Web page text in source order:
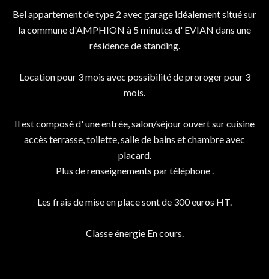
Bel appartement de type 2 avec garage idéalement situé sur
la commune d'AMPHION à 5 minutes d' EVIAN dans une
résidence de standing.
Location pour 3 mois avec possibilité de proroger pour 3
mois.
Il est composé d' une entrée, salon/séjour ouvert sur cuisine
accès terrasse, toilette, salle de bains et chambre avec
placard.
Plus de renseignements par téléphone .
Les frais de mise en place sont de 300 euros HT.
Classe énergie En cours.